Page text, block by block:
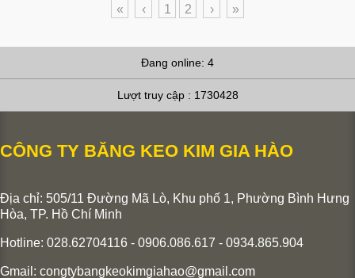
« ‹ 1 2 › »
Đang online: 4
Lượt truy cập : 1730428
CÔNG TY BĂNG KEO KIM GIA HÀO
Địa chỉ: 505/11 Đường Mã Lò, Khu phố 1, Phường Bình Hưng
Hòa, TP. Hồ Chí Minh
Hotline: 028.62704116 - 0906.086.617 - 0934.865.904
Gmail: congtybangkeokimgiahao@gmail.com